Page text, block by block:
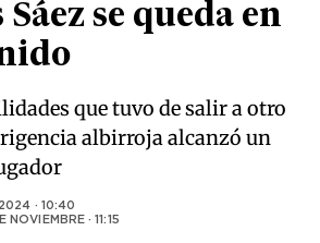
se queda en
que tuvo de salir a otro
albirroja alcanzó un
· 10:40
NOVIEMBRE · 11:15